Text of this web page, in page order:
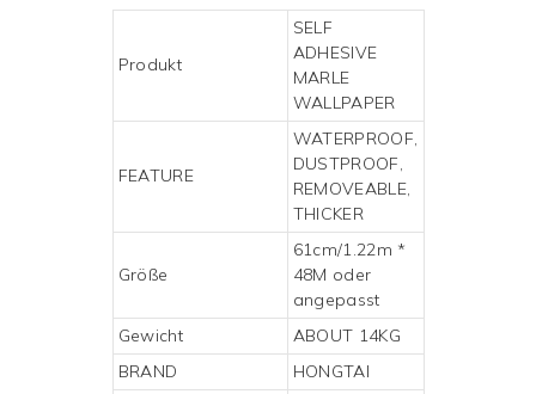
Produkt
SELF
ADHESIVE
MARLE
WALLPAPER
FEATURE
WATERPROOF,
DUSTPROOF,
REMOVEABLE,
THICKER
Größe
61cm/1.22m *
48M oder
angepasst
Gewicht
ABOUT 14KG
BRAND
HONGTAI